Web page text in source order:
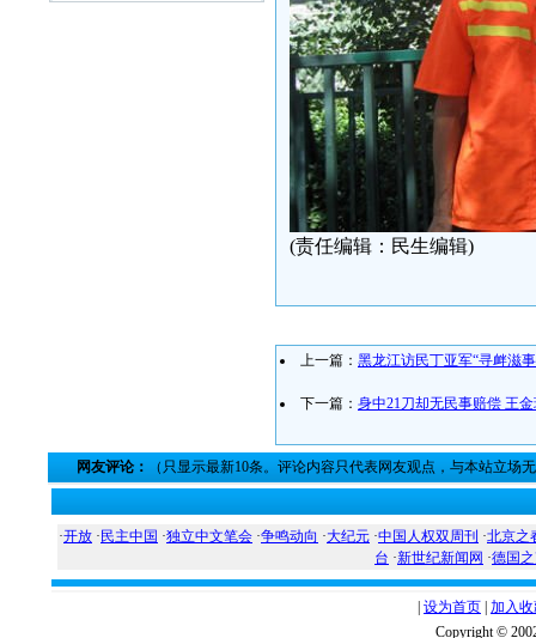
(责任编辑：民生编辑)
上一篇： 黑龙江访民丁亚军“寻衅滋
下一篇： 身中21刀却无民事赔偿 王
网友评论： （只显示最新10条。评论内容只代表网友观点，与本站立场
·开放 · 民主中国 ·独立中文笔会 ·争鸣动向 ·大纪元 ·中国人权双周刊 ·北京之
台 ·新世纪新闻网 ·德国
设为首页 加入
Copyright ©